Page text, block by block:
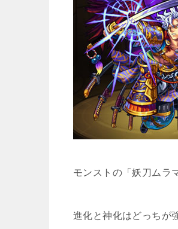
モンストの「妖刀ムラ
進化と神化はどっちが